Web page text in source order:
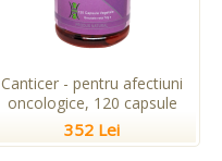
Canticer - pentru afectiuni
oncologice, 120 capsule
352 Lei